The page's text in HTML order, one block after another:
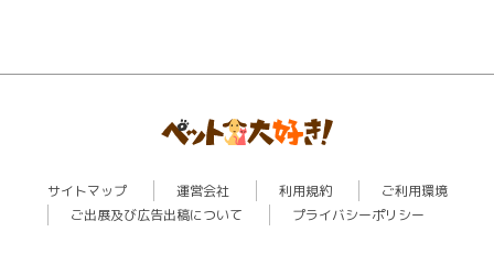
サイトマップ 運営会社 利用規約
ご利用環境
ご出展及び広告出稿について
プライバシーポリシー